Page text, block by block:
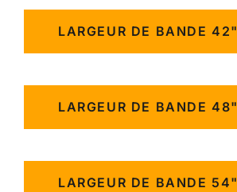
LARGEUR DE BANDE 42"
LARGEUR DE BANDE 48"
LARGEUR DE BANDE 54"